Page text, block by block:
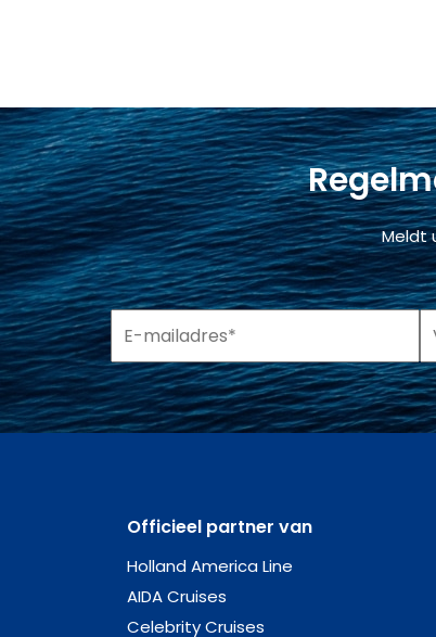
Meldt
Officieel partner van
Holland America Line
AIDA Cruises
Celebrity Cruises